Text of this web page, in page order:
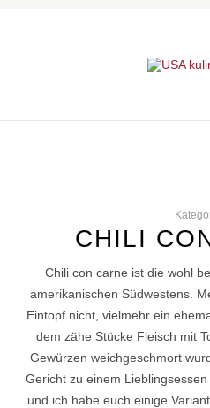
CHILI
Chili con carne ist die wohl
amerikanischen Südwestens.
Eintopf nicht, vielmehr ein
dem zähe Stücke Fleisch mit
Gewürzen weichgeschmort
Gericht zu einem
und ich habe euch einige